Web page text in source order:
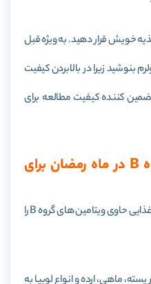
خویش قرار دهید. به ویژه قبل
بنوشید زیرا در بالابردن کیفیت
کننده کیفیت مطالعه برای
اهمیت ویتامین های گروه B در ماه رمضان برای
توصیه می شود میزان مصرف مواد غذایی حاوی ویتامین های گروه B را